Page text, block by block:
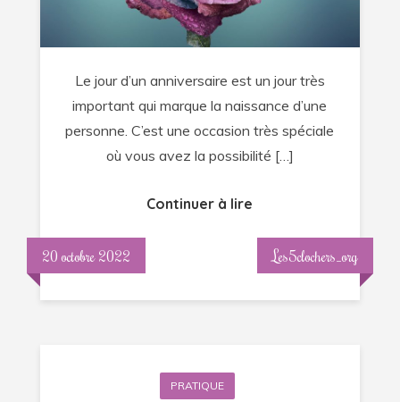
Le jour d’un anniversaire est un jour très
important qui marque la naissance d’une
personne. C’est une occasion très spéciale
où vous avez la possibilité […]
Continuer à lire
20 octobre 2022 Les5clochers_org
PRATIQUE